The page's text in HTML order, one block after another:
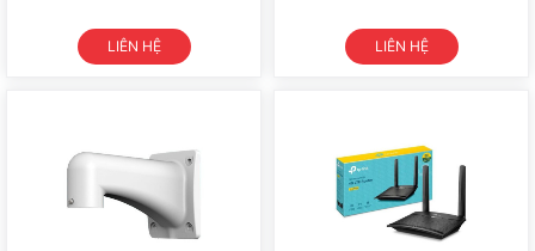
LIÊN HỆ LIÊN HỆ